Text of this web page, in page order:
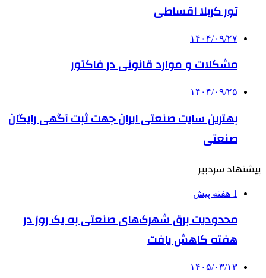
تور کربلا اقساطی
۱۴۰۴/۰۹/۲۷
مشکلات و موارد قانونی در فاکتور
۱۴۰۴/۰۹/۲۵
بهترین ‌سایت صنعتی ایران جهت ثبت آگهی رایگان
صنعتی
پیشنهاد سردبیر
1 هفته پیش
محدودیت برق شهرک‌های صنعتی به یک روز در
هفته کاهش یافت
۱۴۰۵/۰۳/۱۳